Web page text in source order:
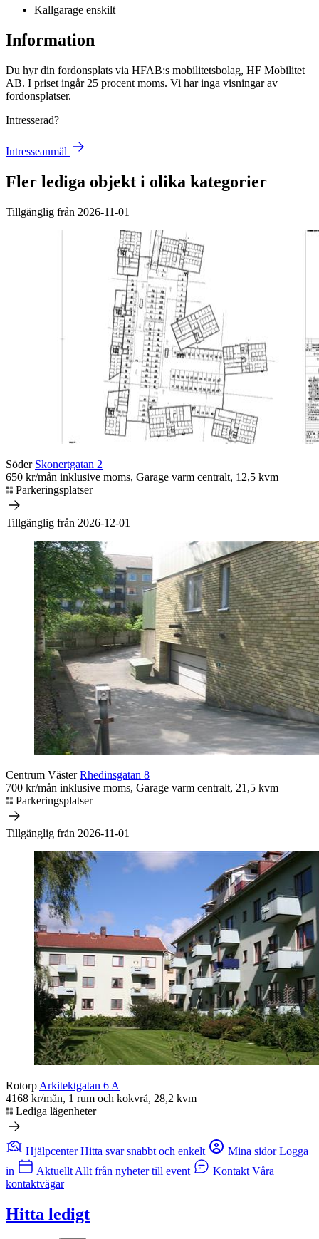
Kallgarage enskilt
Information
Du hyr din fordonsplats via HFAB:s mobilitetsbolag, HF Mobilitet
AB. I priset ingår 25 procent moms. Vi har inga visningar av
fordonsplatser.
Intresserad?
Intresseanmäl
Fler lediga objekt i olika kategorier
Tillgänglig från 2026-11-01
Söder Skonertgatan 2
650 kr/mån inklusive moms, Garage varm centralt, 12,5 kvm
Parkeringsplatser
Tillgänglig från 2026-12-01
Centrum VästerRhedinsgatan 8
700 kr/mån inklusive moms, Garage varm centralt, 21,5 kvm
Parkeringsplatser
Tillgänglig från 2026-11-01
Rotorp Arkitektgatan 6 A
4168 kr/mån, 1 rum och kokvrå, 28,2 kvm
Lediga lägenheter
Hjälpcenter Hitta svar snabbt och enkelt Mina sidor Logga
in
Aktuellt Allt från nyheter till event Kontakt Våra
kontaktvägar
Hitta ledigt